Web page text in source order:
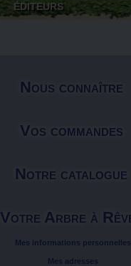
ÉDITEURS
Nous connaître
Vos commandes
Notre catalogue
Votre Arbre à
Mes informations personnelles
Mes adresses